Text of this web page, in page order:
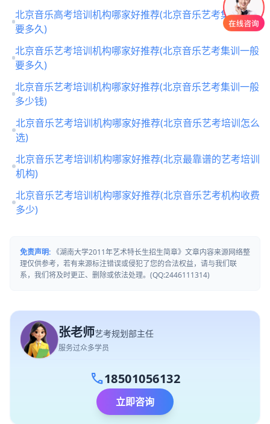
北京音乐高考培训机构哪家好推荐(北京音乐艺考集训一般
要多久)
北京音乐艺考培训机构哪家好推荐(北京音乐艺考集训一般
要多久)
北京音乐艺考培训机构哪家好推荐(北京音乐艺考集训一般
多少钱)
北京音乐艺考培训机构哪家好推荐(北京音乐艺考培训怎么
选)
北京音乐艺考培训机构哪家好推荐(北京最靠谱的艺考培训
机构)
北京音乐艺考培训机构哪家好推荐(北京音乐艺考机构收费
多少)
免责声明: 《湖南大学2011年艺术特长生招生简章》文章内容来源网络整
理仅供参考，若有来源标注错误或侵犯了您的合法权益，请与我们联
系，我们将及时更正、删除或依法处理。(QQ:2446111314)
张老师艺考规划部主任
服务过众多学员
call18501056132
立即咨询